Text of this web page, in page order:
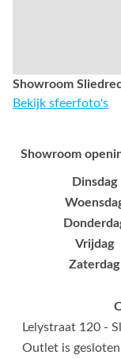
Showroom
Bekijk sfeerfoto's
Showroom
Dinsdag
Vrijdag
Zaterdag
Lelystraat 120 -
Outlet is